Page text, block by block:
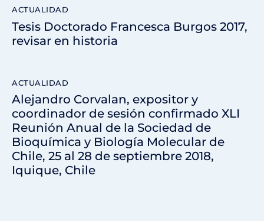
ACTUALIDAD
Tesis Doctorado Francesca Burgos 2017,
revisar en historia
ACTUALIDAD
Alejandro Corvalan, expositor y
coordinador de sesión confirmado XLI
Reunión Anual de la Sociedad de
Bioquímica y Biología Molecular de
Chile, 25 al 28 de septiembre 2018,
Iquique, Chile